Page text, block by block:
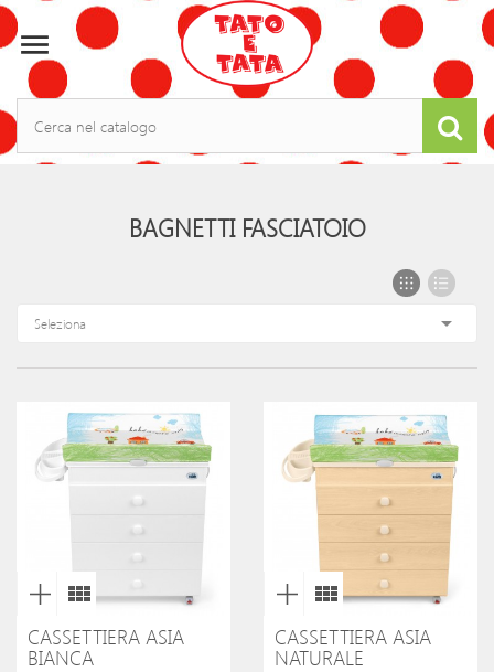

BAGNETTI FASCIATOIO
Seleziona 
CASSETTIERA ASIA
BIANCA
CASSETTIERA ASIA
NATURALE